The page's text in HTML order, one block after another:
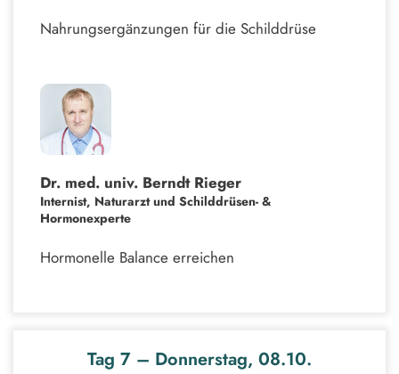
Nahrungsergänzungen für die Schilddrüse
Dr. med. univ. Berndt Rieger
Internist, Naturarzt und Schilddrüsen- &
Hormonexperte
Hormonelle Balance erreichen
Tag 7 – Donnerstag, 08.10.